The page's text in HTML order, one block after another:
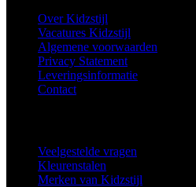
Over Kidzstijl
Vacatures Kidzstijl
Algemene voorwaarden
Privacy Statement
Leveringsinformatie
Contact
Veelgestelde vragen
Kleurenstalen
Merken van Kidzstijl